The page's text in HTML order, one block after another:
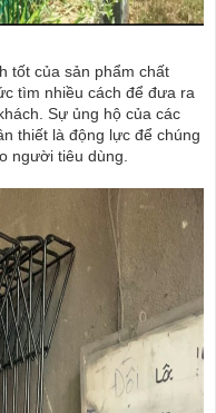
tốt của sản phẩm chất
tìm nhiều cách để đưa ra
Sự ủng hộ của các
thiết là động lực để chúng
người tiêu dùng.